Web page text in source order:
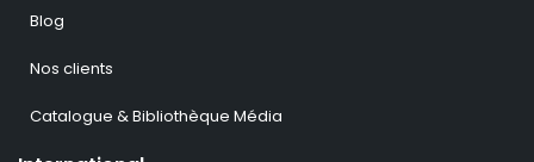
Blog
Nos clients
Catalogue & Bibliothèque Média